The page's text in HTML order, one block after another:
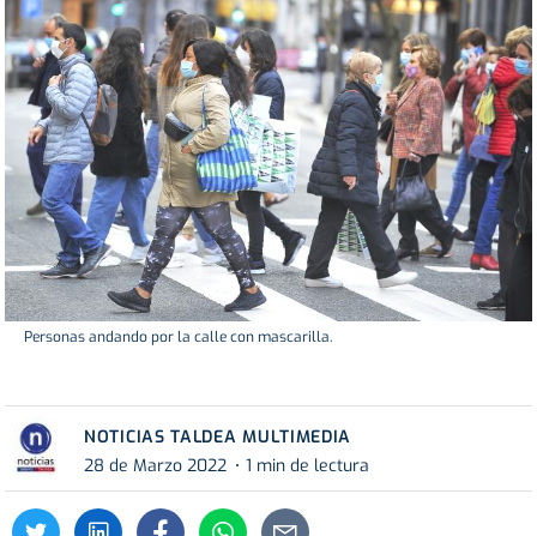
Personas andando por la calle con mascarilla.
NOTICIAS TALDEA MULTIMEDIA
28 de Marzo 2022
1 min de lectura